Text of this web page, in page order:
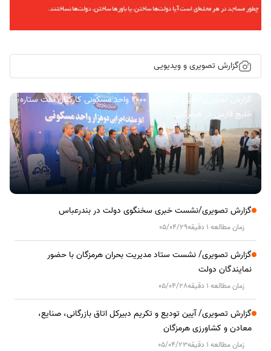
گزارش تصویری و ویدیویی
گزارش تصویری/ آیین کلنگ زنی ۲۰۰۰ واحد مسکونی کارکنان نفت ستاره
خلیج فارس در هرمزگان
گزارش تصویری/نشست خبری سخنگوی دولت در بندرعباس
زمان مطالعه 1 دقیقه 05/04/29
گزارش تصویری/ نشست ستاد مدیریت بحران هرمزگان با حضور
نمایندگان دولت
زمان مطالعه 1 دقیقه 05/04/28
گزارش تصویری/ آیین تودیع و تکریم دبیرکل اتاق بازرگانی، صنایع،
معادن و کشاورزی هرمزگان
زمان مطالعه 1 دقیقه 05/04/23